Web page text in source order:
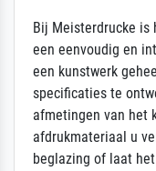
Bij Meisterdrucke is
een eenvoudig en
een kunstwerk
specificaties te
afmetingen van het
afdrukmateriaal u
beglazing of laat